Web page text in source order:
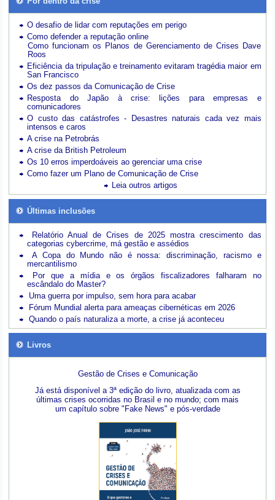
O desafio de lidar com reputações em perigo
Como defender a reputação online
Como funcionam os Planos de Gerenciamento de Crises Dave
Roos
Eficiência da tripulação e treinamento evitaram tragédia maior em
San Francisco
Os dez passos da Comunicação de Crise
Resposta do Japão à crise: lições para empresas e
comunicadores
O custo das catástrofes -
Desastres naturais cada vez mais
intensos e caros
A crise na Petrobrás
A crise da British Petroleum
Os 10 erros imperdoáveis ao gerenciar uma crise
Como fazer um Plano de Comunicação de Crise
Leia outros artigos
Últimas inclusões
Relatório Anual de Crises de 2025 mostra crescimento das
categorias cybercrime, má gestão e assédios
A Copa do Mundo não é nossa: discriminação, racismo e
mercantilismo
Por que a mídia e os órgãos fiscalizadores falharam no
escândalo do Master?
Uma guerra por impulso, sem hora para acabar
Fórum Mundial alerta para ameaças cibernéticas em 2026
Quando o país naturaliza a morte, a crise já aconteceu
Livros
Gestão de Crises e Comunicação
Já está disponível a 3ª edição do livro, atualizada com as
últimas crises ocorridas no Brasil e no mundo; com mais
um capítulo sobre "Fake News" e pós-verdade